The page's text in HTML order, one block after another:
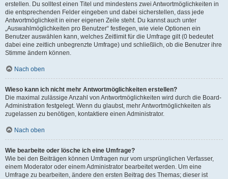
erstellen. Du solltest einen Titel und mindestens zwei Antwortmöglichkeiten in
die entsprechenden Felder eingeben und dabei sicherstellen, dass jede
Antwortmöglichkeit in einer eigenen Zeile steht. Du kannst auch unter
„Auswahlmöglichkeiten pro Benutzer“ festlegen, wie viele Optionen ein
Benutzer auswählen kann, welches Zeitlimit für die Umfrage gilt (0 bedeutet
dabei eine zeitlich unbegrenzte Umfrage) und schließlich, ob die Benutzer ihre
Stimme ändern können.
Nach oben
Wieso kann ich nicht mehr Antwortmöglichkeiten erstellen?
Die maximal zulässige Anzahl von Antwortmöglichkeiten wird durch die Board-
Administration festgelegt. Wenn du glaubst, mehr Antwortmöglichkeiten als
zugelassen zu benötigen, kontaktiere einen Administrator.
Nach oben
Wie bearbeite oder lösche ich eine Umfrage?
Wie bei den Beiträgen können Umfragen nur vom ursprünglichen Verfasser,
einem Moderator oder einem Administrator bearbeitet werden. Um eine
Umfrage zu bearbeiten, ändere den ersten Beitrag des Themas; dieser ist